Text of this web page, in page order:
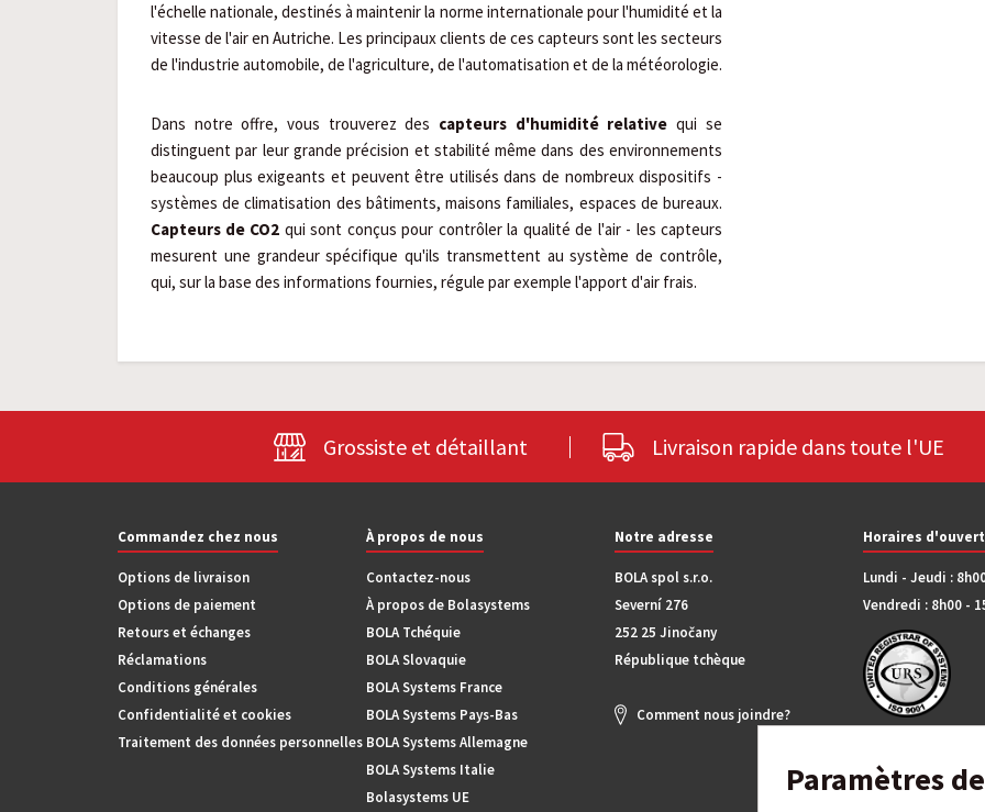
Paramètres
l'échelle nationale, destinés à maintenir la norme internationale pour l'humidité et la
vitesse de l'air en Autriche. Les principaux clients de ces capteurs sont les secteurs
de l'industrie automobile, de l'agriculture, de l'automatisation et de la météorologie.
Dans notre offre, vous trouverez des capteurs d'humidité relative qui se
distinguent par leur grande précision et stabilité même dans des environnements
beaucoup plus exigeants et peuvent être utilisés dans de nombreux dispositifs -
systèmes de climatisation des bâtiments, maisons familiales, espaces de bureaux.
Capteurs de CO2 qui sont conçus pour contrôler la qualité de l'air - les capteurs
mesurent une grandeur spécifique qu'ils transmettent au système de contrôle,
qui, sur la base des informations fournies, régule par exemple l'apport d'air frais.
Grossiste et détaillant Livraison rapide dans toute l'UE
Commandez chez nous
Options de livraison
Options de paiement
Retours et échanges
Réclamations
Conditions générales
Confidentialité et cookies
Traitement des données personnelles
À propos de nous
Contactez-nous
À propos de Bolasystems
BOLA Tchéquie
BOLA Slovaquie
BOLA Systems France
BOLA Systems Pays-Bas
BOLA Systems Allemagne
BOLA Systems Italie
Bolasystems UE
Notre adresse
BOLA spol s.r.o.
Severní 276
252 25 Jinočany
République tchèque
Comment nous joindre?
Horaires
Lundi - Jeudi :
Vendredi : 8h00 -